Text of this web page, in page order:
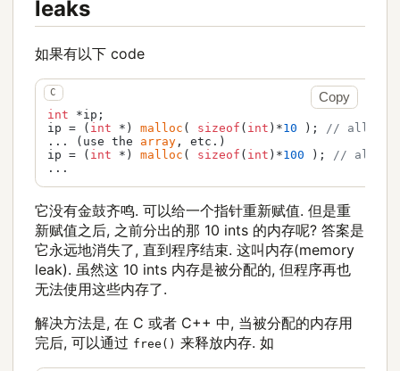
leaks
如果有以下 code
int *ip;
ip = ( int *) malloc ( sizeof ( int )*10 ); //
... (use the array , etc.)
ip = ( int *) malloc ( sizeof ( int )*100 ); //
...
Copy
它没有金鼓齐鸣. 可以给一个指针重新赋值. 但是重
新赋值之后, 之前分出的那 10 ints 的内存呢? 答案是
它永远地消失了, 直到程序结束. 这叫内存(memory
leak). 虽然这 10 ints 内存是被分配的, 但程序再也
无法使用这些内存了.
解决方法是, 在 C 或者 C++ 中, 当被分配的内存用
完后, 可以通过 free() 来释放内存. 如